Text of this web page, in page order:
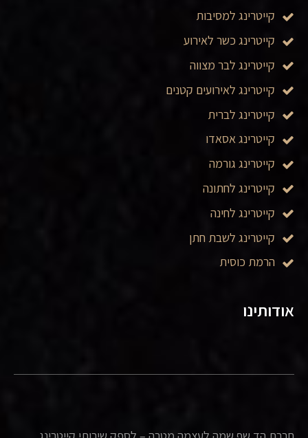
אודותינו
קייטרינג למסיבות
קייטרינג כשר לאירוע
קייטרינג לבר מצווה
קייטרינג לאירועים קטנים
קייטרינג לברית
קייטרינג אסאדו
קייטרינג גורמה
קייטרינג לחתונה
קייטרינג לחינה
קייטרינג לשבת חתן
הרמת כוסית